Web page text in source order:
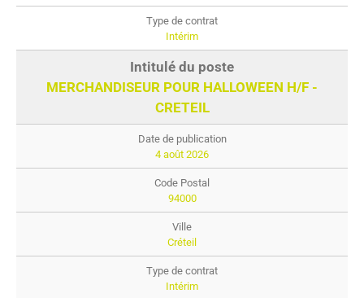
Intérim
MERCHANDISEUR POUR HALLOWEEN H/F -
CRETEIL
4 août 2026
94000
Créteil
Intérim